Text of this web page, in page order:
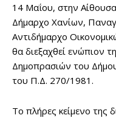
14 Μαΐου, στην
Δήμαρχο Χανίων,
Αντιδήμαρχο
θα διεξαχθεί ενώπιον
Δημοπρασιών του
του Π.Δ. 270/1981.
Το πλήρες κείμενο της